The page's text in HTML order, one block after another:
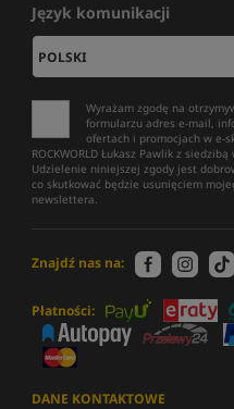
Język komunikacji
Wyrażam zgodę na
formularzu adres e-mail,
ofertach i promocjach w e-
ROCKWORLD Łukasz Pawlik z
Udzielenie niniejszej zgody jest
co skutkować będzie usunięciem
newslettera.
Znajdź nas na:
Płatności:
DANE KONTAKTOWE